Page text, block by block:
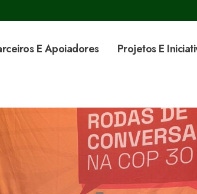
E Apoiadores Projetos E